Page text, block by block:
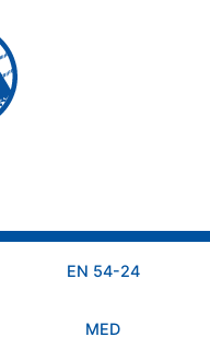
EN 54-24
MED